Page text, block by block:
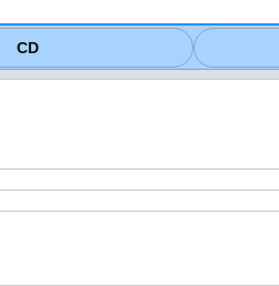
CD